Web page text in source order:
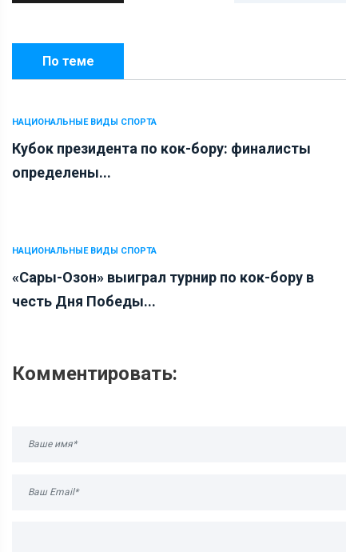
По теме
НАЦИОНАЛЬНЫЕ ВИДЫ СПОРТА
Кубок президента по кок-бору: финалисты
определены...
НАЦИОНАЛЬНЫЕ ВИДЫ СПОРТА
«Сары-Озон» выиграл турнир по кок-бору в
честь Дня Победы...
Комментировать: